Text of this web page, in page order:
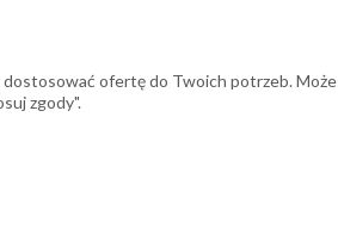
| Tel.: 733 666 100 | "INARI" SPÓŁKA
ofertę do Twoich potrzeb.
zgody".